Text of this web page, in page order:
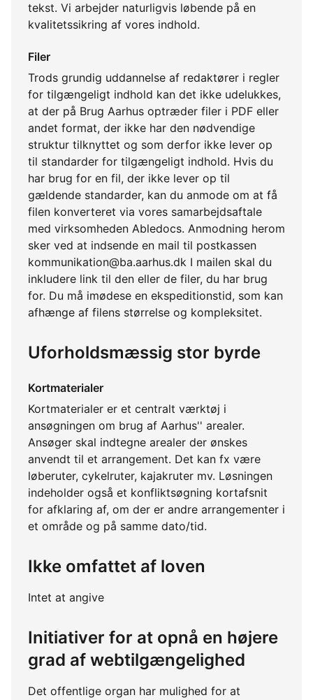
tekst. Vi arbejder naturligvis løbende på en
kvalitetssikring af vores indhold.
Filer
Trods grundig uddannelse af redaktører i regler
for tilgængeligt indhold kan det ikke udelukkes,
at der på Brug Aarhus optræder filer i PDF eller
andet format, der ikke har den nødvendige
struktur tilknyttet og som derfor ikke lever op
til standarder for tilgængeligt indhold. Hvis du
har brug for en fil, der ikke lever op til
gældende standarder, kan du anmode om at få
filen konverteret via vores samarbejdsaftale
med virksomheden Abledocs. Anmodning herom
sker ved at indsende en mail til postkassen
kommunikation@ba.aarhus.dk I mailen skal du
inkludere link til den eller de filer, du har brug
for. Du må imødese en ekspeditionstid, som kan
afhænge af filens størrelse og kompleksitet.
Uforholdsmæssig stor byrde
Kortmaterialer
Kortmaterialer er et centralt værktøj i
ansøgningen om brug af Aarhus'' arealer.
Ansøger skal indtegne arealer der ønskes
anvendt til et arrangement. Det kan fx være
løberuter, cykelruter, kajakruter mv. Løsningen
indeholder også et konfliktsøgning kortafsnit
for afklaring af, om der er andre arrangementer i
et område og på samme dato/tid.
Ikke omfattet af loven
Intet at angive
Initiativer for at opnå en højere
grad af webtilgængelighed
Det offentlige organ har mulighed for at